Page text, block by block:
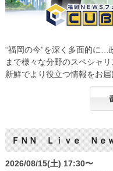
“福岡の今”を深く多面的に…
まで様々な分野のスペシャ
新鮮でより役立つ情報をお届
ＦＮＮ Ｌｉｖｅ Ｎｅ
2026/08/15(土) 17:30〜